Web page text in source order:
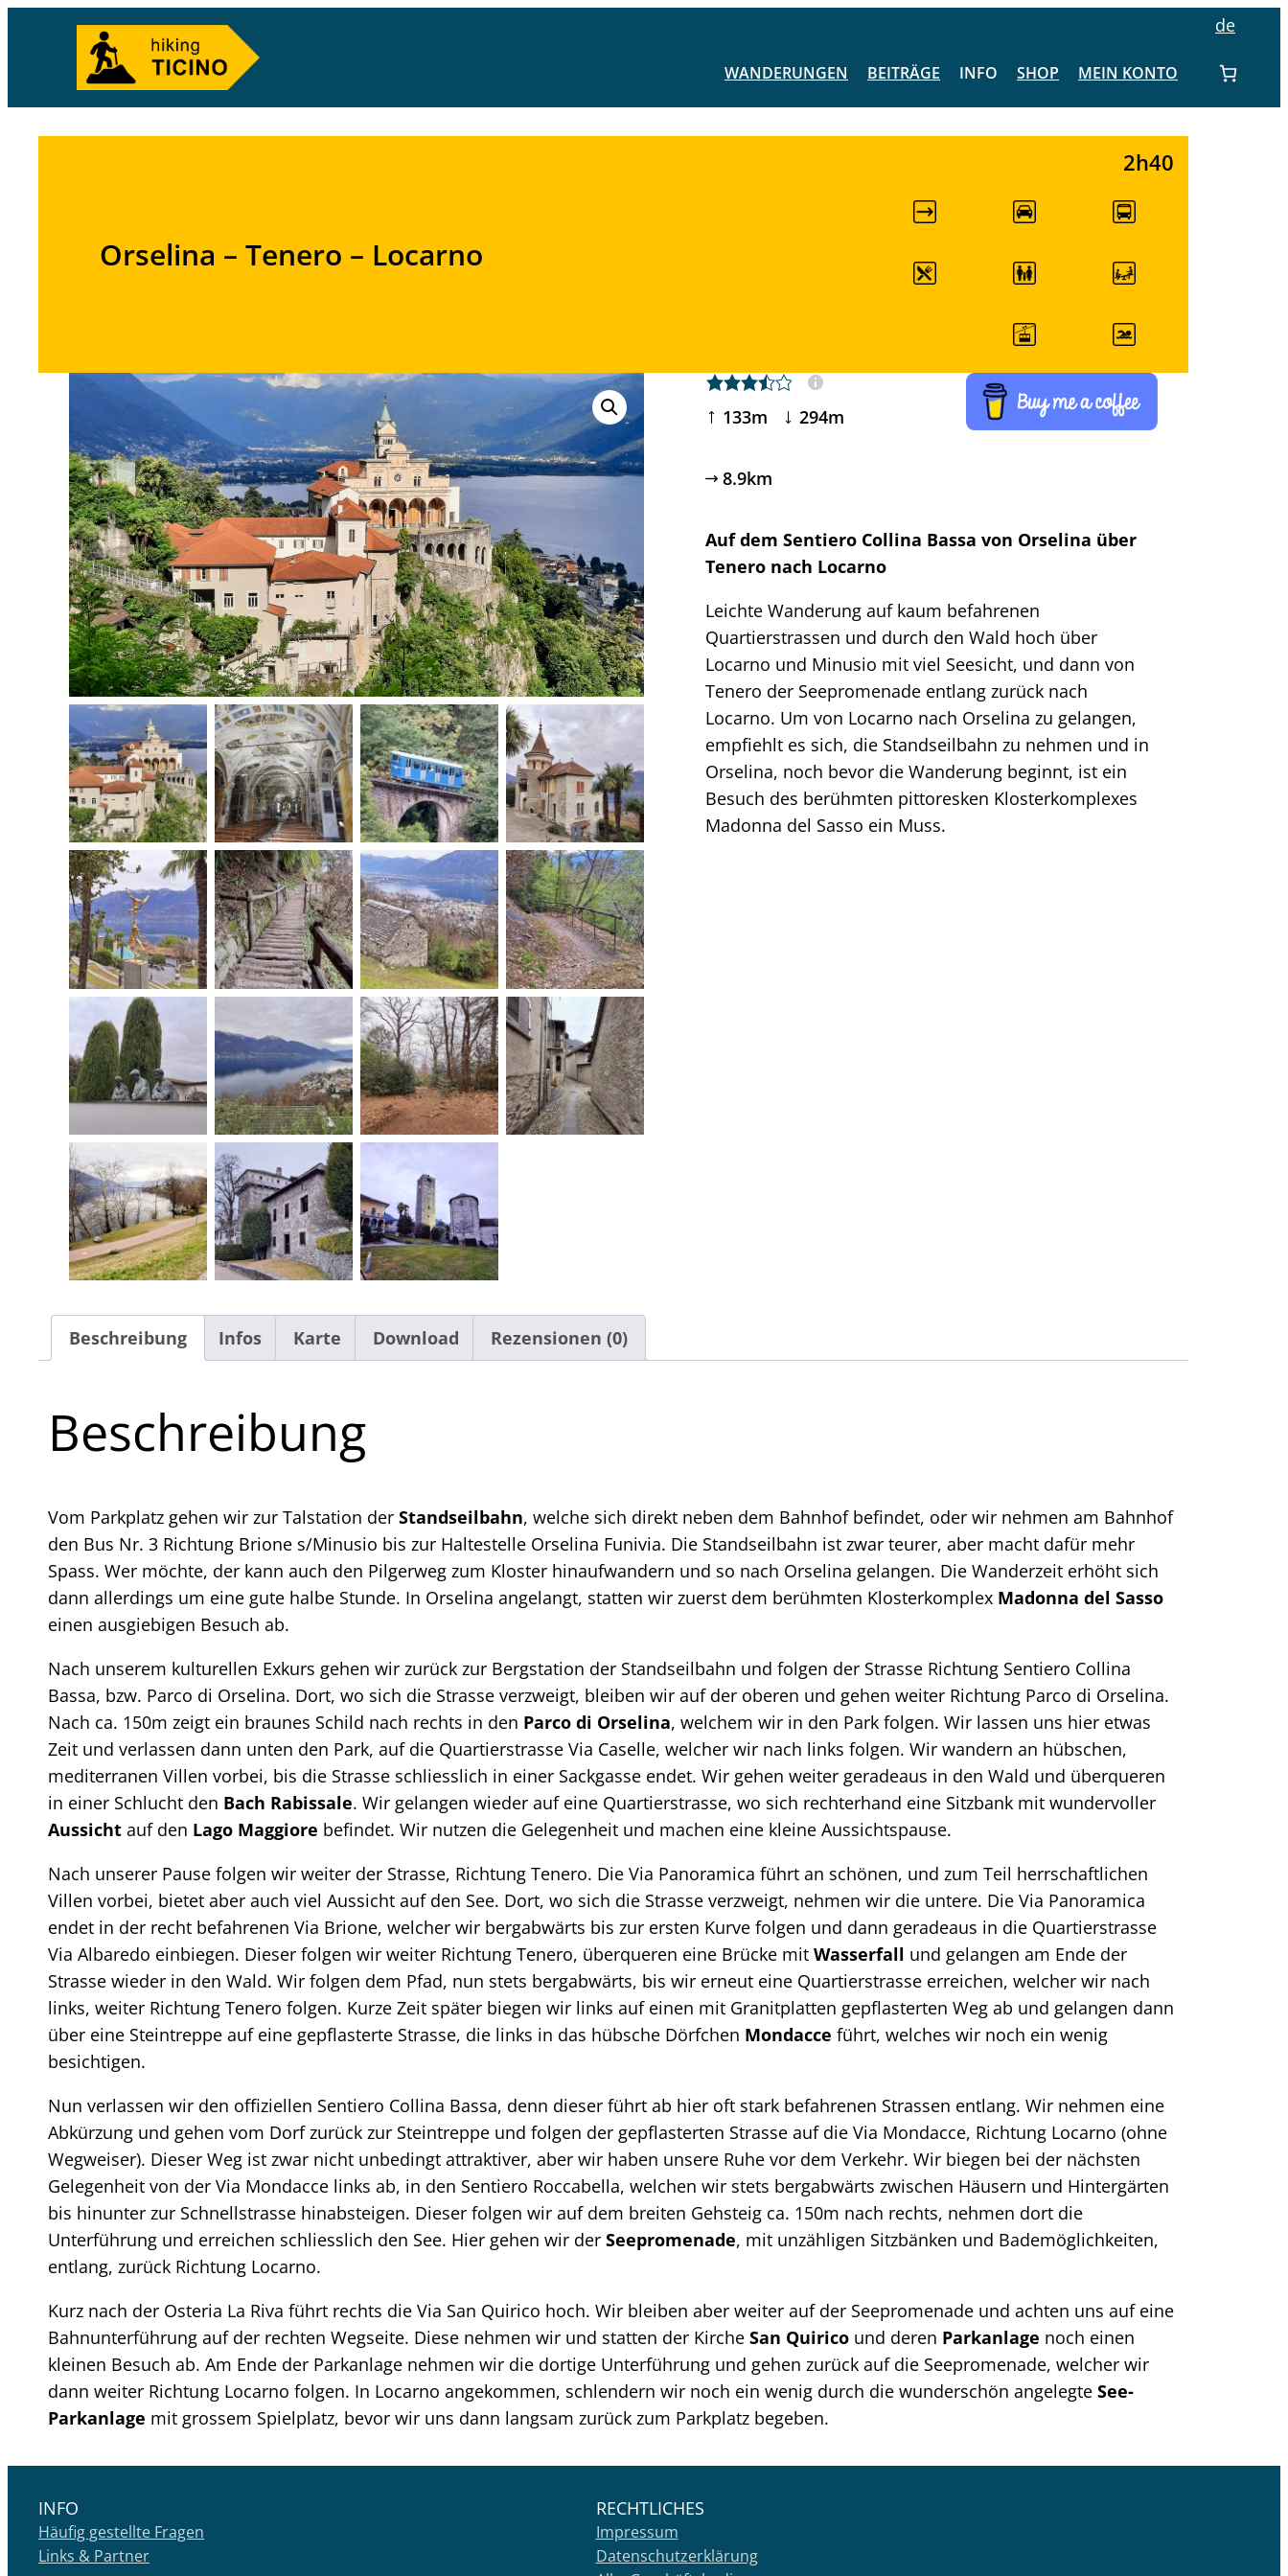
de
WANDERUNGEN BEITRÄGE INFO SHOP MEIN KONTO
Orselina – Tenero – Locarno
2h40
133m 294m
8.9km
Auf dem Sentiero Collina Bassa von Orselina über
Tenero nach Locarno
Leichte Wanderung auf kaum befahrenen
Quartierstrassen und durch den Wald hoch über
Locarno und Minusio mit viel Seesicht, und dann von
Tenero der Seepromenade entlang zurück nach
Locarno. Um von Locarno nach Orselina zu gelangen,
empfiehlt es sich, die Standseilbahn zu nehmen und in
Orselina, noch bevor die Wanderung beginnt, ist ein
Besuch des berühmten pittoresken Klosterkomplexes
Madonna del Sasso ein Muss.
Beschreibung Infos Karte Download Rezensionen (0)
Beschreibung
Vom Parkplatz gehen wir zur Talstation der Standseilbahn, welche sich direkt neben dem Bahnhof befindet, oder wir nehmen am Bahnhof
den Bus Nr. 3 Richtung Brione s/Minusio bis zur Haltestelle Orselina Funivia. Die Standseilbahn ist zwar teurer, aber macht dafür mehr
Spass. Wer möchte, der kann auch den Pilgerweg zum Kloster hinaufwandern und so nach Orselina gelangen. Die Wanderzeit erhöht sich
dann allerdings um eine gute halbe Stunde. In Orselina angelangt, statten wir zuerst dem berühmten Klosterkomplex Madonna del Sasso
einen ausgiebigen Besuch ab.
Nach unserem kulturellen Exkurs gehen wir zurück zur Bergstation der Standseilbahn und folgen der Strasse Richtung Sentiero Collina
Bassa, bzw. Parco di Orselina. Dort, wo sich die Strasse verzweigt, bleiben wir auf der oberen und gehen weiter Richtung Parco di Orselina.
Nach ca. 150m zeigt ein braunes Schild nach rechts in den Parco di Orselina, welchem wir in den Park folgen. Wir lassen uns hier etwas
Zeit und verlassen dann unten den Park, auf die Quartierstrasse Via Caselle, welcher wir nach links folgen. Wir wandern an hübschen,
mediterranen Villen vorbei, bis die Strasse schliesslich in einer Sackgasse endet. Wir gehen weiter geradeaus in den Wald und überqueren
in einer Schlucht den Bach Rabissale. Wir gelangen wieder auf eine Quartierstrasse, wo sich rechterhand eine Sitzbank mit wundervoller
Aussicht auf den Lago Maggiore befindet. Wir nutzen die Gelegenheit und machen eine kleine Aussichtspause.
Nach unserer Pause folgen wir weiter der Strasse, Richtung Tenero. Die Via Panoramica führt an schönen, und zum Teil herrschaftlichen
Villen vorbei, bietet aber auch viel Aussicht auf den See. Dort, wo sich die Strasse verzweigt, nehmen wir die untere. Die Via Panoramica
endet in der recht befahrenen Via Brione, welcher wir bergabwärts bis zur ersten Kurve folgen und dann geradeaus in die Quartierstrasse
Via Albaredo einbiegen. Dieser folgen wir weiter Richtung Tenero, überqueren eine Brücke mit Wasserfall und gelangen am Ende der
Strasse wieder in den Wald. Wir folgen dem Pfad, nun stets bergabwärts, bis wir erneut eine Quartierstrasse erreichen, welcher wir nach
links, weiter Richtung Tenero folgen. Kurze Zeit später biegen wir links auf einen mit Granitplatten gepflasterten Weg ab und gelangen dann
über eine Steintreppe auf eine gepflasterte Strasse, die links in das hübsche Dörfchen Mondacce führt, welches wir noch ein wenig
besichtigen.
Nun verlassen wir den offiziellen Sentiero Collina Bassa, denn dieser führt ab hier oft stark befahrenen Strassen entlang. Wir nehmen eine
Abkürzung und gehen vom Dorf zurück zur Steintreppe und folgen der gepflasterten Strasse auf die Via Mondacce, Richtung Locarno (ohne
Wegweiser). Dieser Weg ist zwar nicht unbedingt attraktiver, aber wir haben unsere Ruhe vor dem Verkehr. Wir biegen bei der nächsten
Gelegenheit von der Via Mondacce links ab, in den Sentiero Roccabella, welchen wir stets bergabwärts zwischen Häusern und Hintergärten
bis hinunter zur Schnellstrasse hinabsteigen. Dieser folgen wir auf dem breiten Gehsteig ca. 150m nach rechts, nehmen dort die
Unterführung und erreichen schliesslich den See. Hier gehen wir der Seepromenade, mit unzähligen Sitzbänken und Bademöglichkeiten,
entlang, zurück Richtung Locarno.
Kurz nach der Osteria La Riva führt rechts die Via San Quirico hoch. Wir bleiben aber weiter auf der Seepromenade und achten uns auf eine
Bahnunterführung auf der rechten Wegseite. Diese nehmen wir und statten der Kirche San Quirico und deren Parkanlage noch einen
kleinen Besuch ab. Am Ende der Parkanlage nehmen wir die dortige Unterführung und gehen zurück auf die Seepromenade, welcher wir
dann weiter Richtung Locarno folgen. In Locarno angekommen, schlendern wir noch ein wenig durch die wunderschön angelegte See-
Parkanlage mit grossem Spielplatz, bevor wir uns dann langsam zurück zum Parkplatz begeben.
INFO
Häufig gestellte Fragen
Links & Partner
RECHTLICHES
Impressum
Datenschutzerklärung